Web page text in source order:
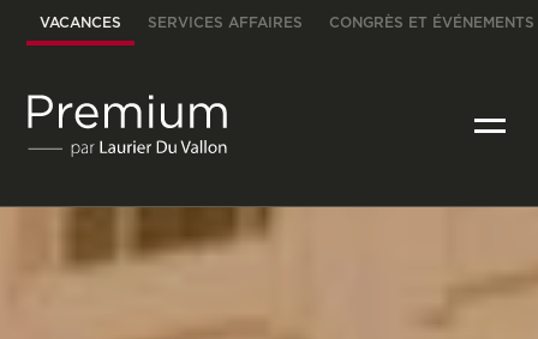
VACANCES SERVICES AFFAIRES CONGRÈS ET ÉVÉNEMENTS